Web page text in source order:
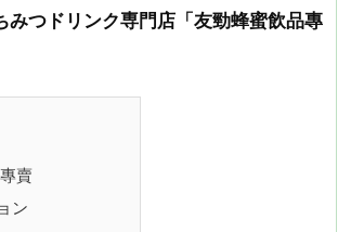
みつドリンク専門店「友勁蜂蜜飲品專
賣
ン